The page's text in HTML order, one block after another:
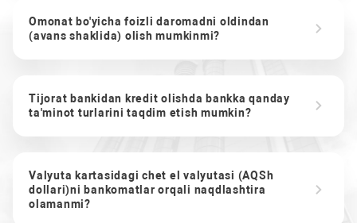
Omonat bo'yicha foizli daromadni oldindan
(avans shaklida) olish mumkinmi?
Tijorat bankidan kredit olishda bankka qanday
ta'minot turlarini taqdim etish mumkin?
Valyuta kartasidagi chet el valyutasi (AQSh
dollari)ni bankomatlar orqali naqdlashtira
olamanmi?